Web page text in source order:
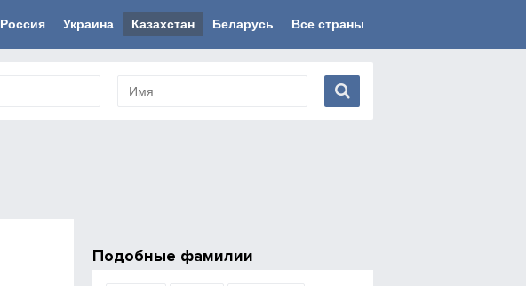
Россия Украина Казахстан Беларусь Все страны
Подобные фамилии